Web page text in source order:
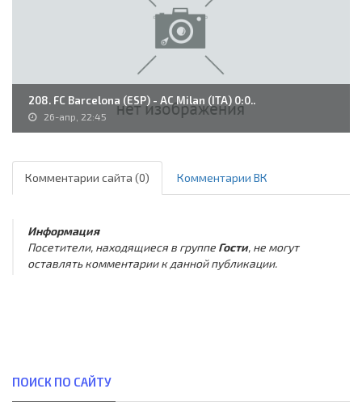
208. FC Barcelona (ESP) - AC Milan (ITA) 0:0..
26-апр, 22:45
Комментарии сайта (0) Комментарии ВК
Информация
Посетители, находящиеся в группе Гости, не могут
оставлять комментарии к данной публикации.
ПОИСК ПО САЙТУ